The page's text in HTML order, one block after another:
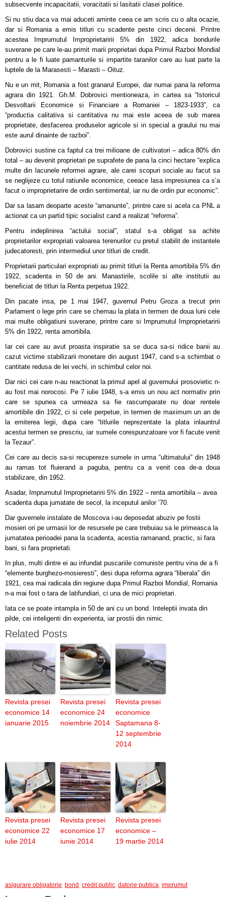
subsecvente incapacitatii, voracitatii si lasitatii clasei politice.
Si nu stiu daca va mai aduceti aminte ceea ce am scris cu o alta ocazie,
dar si Romania a emis titluri cu scadente peste cinci decenii. Printre
acestea Imprumutul Improprietaririi 5% din 1922, adica bondurile
suverane pe care le-au primit marii proprietari dupa Primul Razboi Mondial
pentru a le fi luate pamanturile si impartite taranilor care au luat parte la
luptele de la Marasesti – Marasti – Oituz.
Nu e un mit, Romania a fost granarul Europei, dar numai pana la reforma
agrara din 1921. Gh.M. Dobrovici mentioneaza, in cartea sa “Istoricul
Desvoltarii Economice si Financiare a Romaniei – 1823-1933”, ca
“productia calitativa si cantitativa nu mai este aceea de sub marea
proprietate, desfacerea produselor agricole si in special a graului nu mai
este aurul dinainte de razboi”.
Dobrovici sustine ca faptul ca trei milioane de cultivatori – adica 80% din
total – au devenit proprietari pe suprafete de pana la cinci hectare “explica
multe din lacunele reformei agrare, ale carei scopuri sociale au facut sa
se neglijeze cu totul ratiunile economice, ceeace lasa impresiunea ca s’a
facut o improprietarire de ordin sentimental, iar nu de ordin pur economic”.
Dar sa lasam deoparte aceste “amanunte”, printre care si acela ca PNL a
actionat ca un partid tipic socialist cand a realizat “reforma”.
Pentru indeplinirea “actului social”, statul s-a obligat sa achite
proprietarilor expropriati valoarea terenurilor cu pretul stabilit de instantele
judecatoresti, prin intermediul unor titluri de credit.
Proprietarii particulari expropriati au primit titluri la Renta amortibila 5% din
1922, scadenta in 50 de ani. Manastirile, scolile si alte institutii au
beneficiat de titluri la Renta perpetua 1922.
Din pacate insa, pe 1 mai 1947, guvernul Petru Groza a trecut prin
Parlament o lege prin care se chemau la plata in termen de doua luni cele
mai multe obligatiuni suverane, printre care si Imprumutul Improprietaririi
5% din 1922, renta amortibila.
Iar cei care au avut proasta inspiratie sa se duca sa-si ridice banii au
cazut victime stabilizarii monetare din august 1947, cand s-a schimbat o
cantitate redusa de lei vechi, in schimbul celor noi.
Dar nici cei care n-au reactionat la primul apel al guvernului prosovietic n-
au fost mai norocosi. Pe 7 iulie 1948, s-a emis un nou act normativ prin
care se spunea ca urmeaza sa fie rascumparate nu doar rentele
amortibile din 1922, ci si cele perpetue, in termen de maximum un an de
la emiterea legii, dupa care “titlurile neprezentate la plata inlauntrul
acestui termen se prescriu, iar sumele corespunzatoare vor fi facute venit
la Tezaur”.
Cei care au decis sa-si recupereze sumele in urma “ultimatului” din 1948
au ramas tot fluierand a paguba, pentru ca a venit cea de-a doua
stabilizare, din 1952.
Asadar, Imprumutul Improprietaririi 5% din 1922 – renta amortibila – avea
scadenta dupa jumatate de secol, la inceputul anilor ’70.
Dar guvernele instalate de Moscova i-au deposedat abuziv pe fostii
mosieri ori pe urmasii lor de resursele pe care trebuiau sa le primeasca la
jumatatea perioadei pana la scadenta, acestia ramanand, practic, si fara
bani, si fara proprietati.
In plus, multi dintre ei au infundat puscariile comuniste pentru vina de a fi
“elemente burghezo-mosieresti”, desi dupa reforma agrara “liberala” din
1921, cea mai radicala din regiune dupa Primul Razboi Mondial, Romania
n-a mai fost o tara de latifundiari, ci una de mici proprietari.
Iata ce se poate intampla in 50 de ani cu un bond. Inteleptii invata din
pilde, cei inteligenti din experienta, iar prostii din nimic.
Related Posts
Revista presei
economice 14
ianuarie 2015
Revista presei
economice 24
noiembrie 2014
Revista presei
economice
Saptamana 8-
12 septembrie
2014
Revista presei
economice 22
iulie 2014
Revista presei
economice 17
iunie 2014
Revista presei
economice –
19 martie 2014
asigurare obligatorie, bond , credit public, datorie publica, imprumut